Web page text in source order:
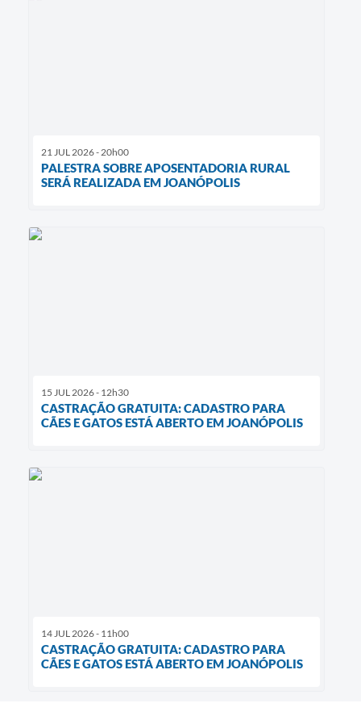
21 JUL 2026 - 20h00
PALESTRA SOBRE APOSENTADORIA RURAL
SERÁ REALIZADA EM JOANÓPOLIS
15 JUL 2026 - 12h30
CASTRAÇÃO GRATUITA: CADASTRO PARA
CÃES E GATOS ESTÁ ABERTO EM JOANÓPOLIS
14 JUL 2026 - 11h00
CASTRAÇÃO GRATUITA: CADASTRO PARA
CÃES E GATOS ESTÁ ABERTO EM JOANÓPOLIS